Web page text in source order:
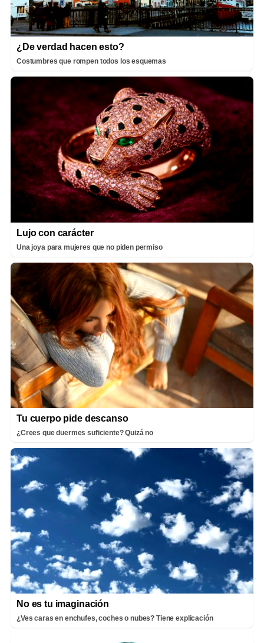
¿De verdad hacen esto?
Costumbres que rompen todos los esquemas
Lujo con carácter
Una joya para mujeres que no piden permiso
Tu cuerpo pide descanso
¿Crees que duermes suficiente? Quizá no
No es tu imaginación
¿Ves caras en enchufes, coches o nubes? Tiene explicación